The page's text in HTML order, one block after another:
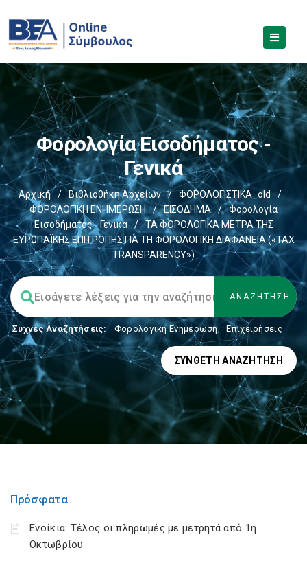
Φορολογία Εισοδήματος -
Γενικά
Αρχική / Βιβλιοθήκη Αρχείων / ΦΟΡΟΛΟΓΙΣΤΙΚΑ_old
/
ΦΟΡΟΛΟΓΙΚΗ ΕΝΗΜΕΡΩΣΗ
/ ΕΙΣΟΔΗΜΑ /
Φορολογία
Εισοδήματος - Γενικά
/
ΤΑ ΦΟΡΟΛΟΓΙΚΑ ΜΕΤΡΑ ΤΗΣ
ΕΥΡΩΠΑΪΚΗΣ ΕΠΙΤΡΟΠΗΣ ΓΙΑ ΤΗ ΦΟΡΟΛΟΓΙΚΗ ΔΙΑΦΑΝΕΙΑ («TAX
TRANSPARENCY»)
Συχνές Αναζητήσεις: Φορολογικη Ενημέρωση, Επιχειρήσεις
ΣΎΝΘΕΤΗ ΑΝΑΖΉΤΗΣΗ
Πρόσφατα
Ενοίκια: Τέλος οι πληρωμές με μετρητά από 1η
Οκτωβρίου